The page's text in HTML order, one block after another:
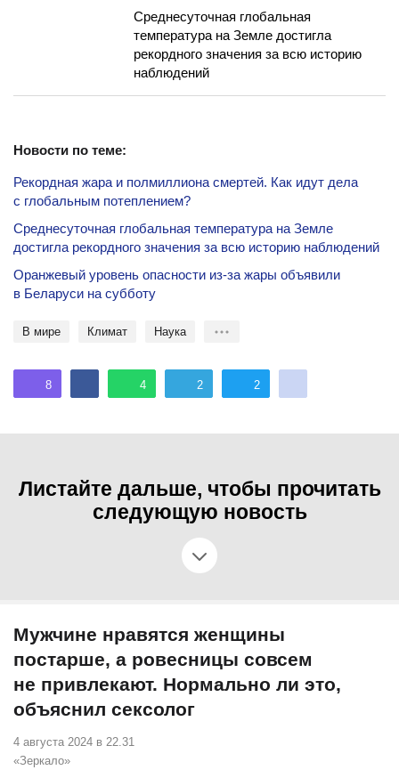
Среднесуточная глобальная
температура на Земле достигла
рекордного значения за всю историю
наблюдений
Новости по теме:
Рекордная жара и полмиллиона смертей. Как идут дела
с глобальным потеплением?
Среднесуточная глобальная температура на Земле
достигла рекордного значения за всю историю наблюдений
Оранжевый уровень опасности из-за жары объявили
в Беларуси на субботу
В мире климат наука
8 4 2 2
Листайте дальше, чтобы прочитать
следующую новость